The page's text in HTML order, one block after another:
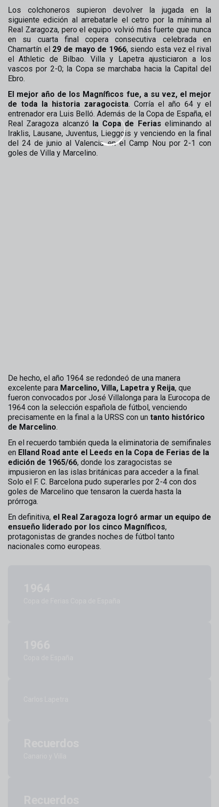
Los colchoneros supieron devolver la jugada en la
siguiente edición al arrebatarle el cetro por la mínima al
Real Zaragoza, pero el equipo volvió más fuerte que nunca
en su cuarta final copera consecutiva celebrada en
Chamartín el29 de mayo de 1966, siendo esta vez el rival
el Athletic de Bilbao. Villa y Lapetra ajusticiaron a los
vascos por 2-0; la Copa se marchaba hacia la Capital del
Ebro.
El mejor año de los Magníficos fue, a su vez, el mejor
de toda la historia zaragocista. Corría el año 64 y el
entrenador era Luis Belló. Además de la Copa de España, el
Real Zaragoza alcanzó la Copa de Ferias eliminando al
Iraklis, Lausane, Juventus, Lieggois y venciendo en la final
del 24 de junio al Valencia en el Camp Nou por 2-1 con
goles de Villa y Marcelino.
De hecho, el año 1964 se redondeó de una manera
excelente para Marcelino, Villa, Lapetra y Reija, que
fueron convocados por José Villalonga para la Eurocopa de
1964 con la selección española de fútbol, venciendo
precisamente en la final a la URSS con un tanto histórico
de Marcelino.
En el recuerdo también queda la eliminatoria de semifinales
en Elland Road ante el Leeds en la Copa de Ferias de la
edición de 1965/66, donde los zaragocistas se
impusieron en las islas británicas para acceder a la final.
Solo el F. C. Barcelona pudo superarles por 2-4 con dos
goles de Marcelino que tensaron la cuerda hasta la
prórroga.
En definitiva, el Real Zaragoza logró armar un equipo de
ensueño liderado por los cinco Magníficos,
protagonistas de grandes noches de fútbol tanto
nacionales como europeas.